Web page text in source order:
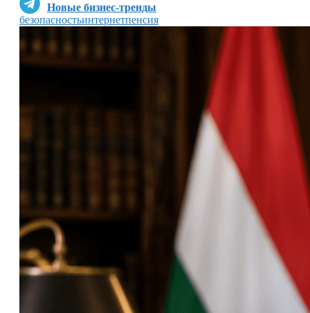
Новые бизнес-тренды
безопасностьинтернетпенсия